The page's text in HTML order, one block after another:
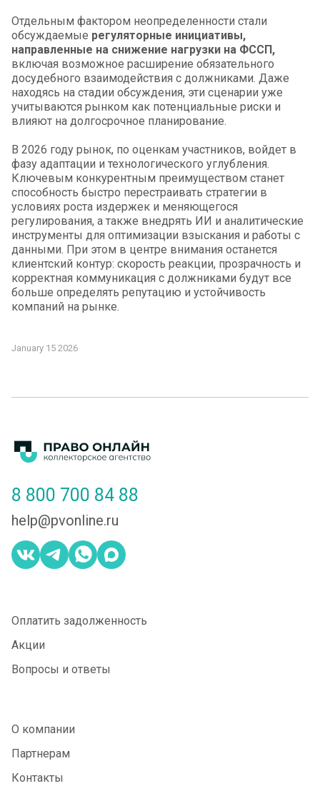
Отдельным фактором неопределенности стали
обсуждаемые регуляторные инициативы,
направленные на снижение нагрузки на ФССП,
включая возможное расширение обязательного
досудебного взаимодействия с должниками. Даже
находясь на стадии обсуждения, эти сценарии уже
учитываются рынком как потенциальные риски и
влияют на долгосрочное планирование.
В 2026 году рынок, по оценкам участников, войдет в
фазу адаптации и технологического углубления.
Ключевым конкурентным преимуществом станет
способность быстро перестраивать стратегии в
условиях роста издержек и меняющегося
регулирования, а также внедрять ИИ и аналитические
инструменты для оптимизации взыскания и работы с
данными. При этом в центре внимания останется
клиентский контур: скорость реакции, прозрачность и
корректная коммуникация с должниками будут все
больше определять репутацию и устойчивость
компаний на рынке.
January 15 2026
8 800 700 84 88
help@pvonline.ru
Оплатить задолженность
Акции
Вопросы и ответы
О компании
Партнерам
Контакты